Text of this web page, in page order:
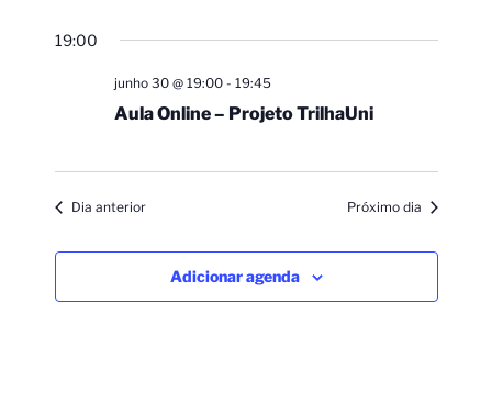
19:00
junho 30 @ 19:00- 19:45
Aula Online – Projeto TrilhaUni
Dia anterior Próximo dia
Adicionar agenda